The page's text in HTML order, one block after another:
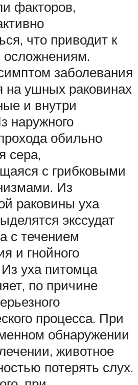
факторов,
что приводит к
заболевания
на ушных раковинах
и внутри
наружного
обильно
сера,
с грибковыми
Из
раковины уха
экссудат
с течением
и гнойного
Из уха питомца
по причине
процесса. При
обнаружении
животное
потерять слух.